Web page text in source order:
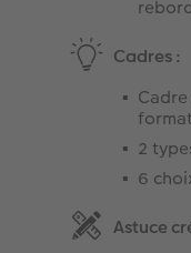
Cadres :
2
6
Astuce